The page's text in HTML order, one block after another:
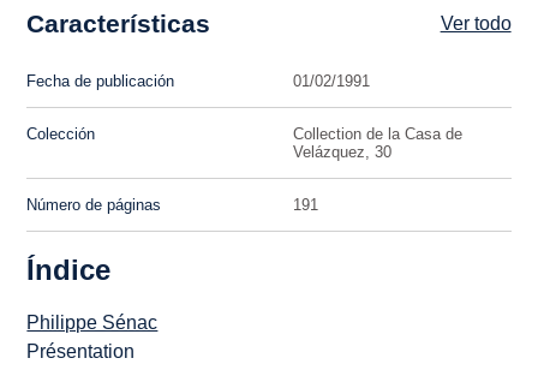
Características Ver todo
Fecha de publicación 01/02/1991
Colección
Collection de la Casa de
Velázquez, 30
Número de páginas 191
Índice
Philippe Sénac
Présentation